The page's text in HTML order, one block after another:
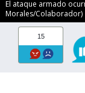
El ataque armado
Morales/Colaborador)
15